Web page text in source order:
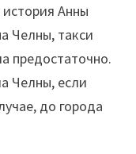
Анны
Челны, такси
предостаточно.
Челны, если
до города